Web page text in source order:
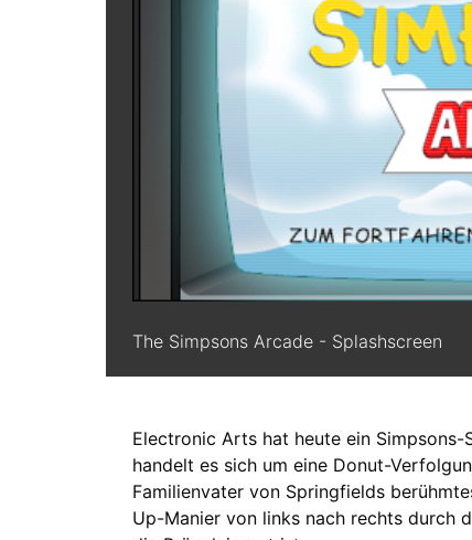
The Simpsons Arcade - Splashscreen
Electronic Arts hat heute ein
handelt es sich um eine Donut-
Familienvater von Springfields
Up-Manier von links nach rechts durch